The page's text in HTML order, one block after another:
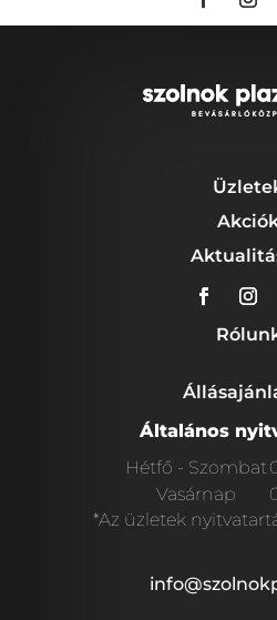
Általános
Hétfő - Szombat
Vasárnap
*Az üzletek